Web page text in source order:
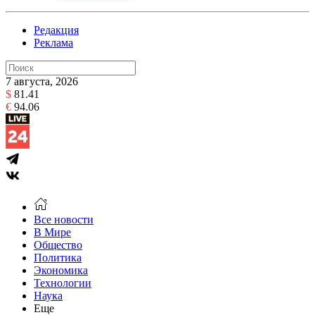
Редакция
Реклама
7 августа, 2026
$ 81.41
€ 94.06
Все новости
В Мире
Общество
Политика
Экономика
Технологии
Наука
Еще